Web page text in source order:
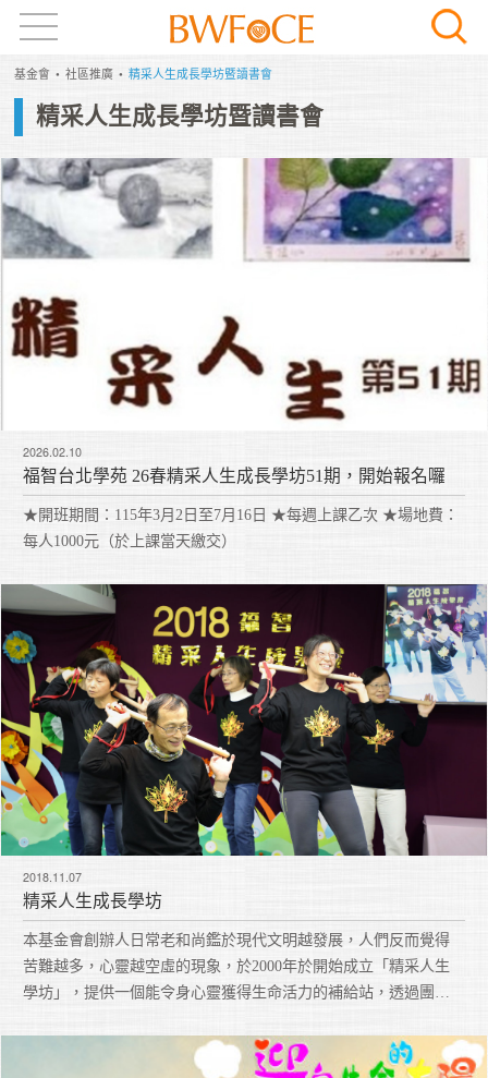
基金會 社區推廣 精采人生成長學坊暨讀書會
精采人生成長學坊暨讀書會
2026.02.10
福智台北學苑 26春精采人生成長學坊51期，開始報名囉
★開班期間：115年3月2日至7月16日 ★每週上課乙次 ★場地費：
每人1000元（於上課當天繳交）
2018.11.07
精采人生成長學坊
本基金會創辦人日常老和尚鑑於現代文明越發展，人們反而覺得
苦難越多，心靈越空虛的現象，於2000年於開始成立「精采人生
學坊」，提供一個能令身心靈獲得生命活力的補給站，透過團體